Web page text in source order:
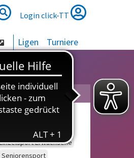
Login click-TT
Ligen Turniere
Erwachsene
Seniorensport